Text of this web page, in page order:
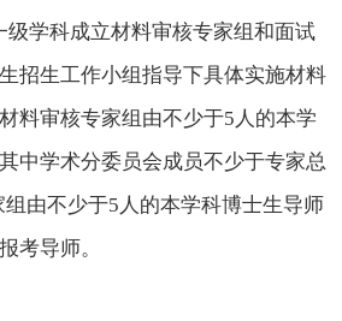
级学科成立材料审核专家组和面试
招生工作小组指导下具体实施材料
料审核专家组由不少于5 人的本学
中学术分委员会成员不少于专家总
组由不少于5 人的本学科博士生导师
考导师。